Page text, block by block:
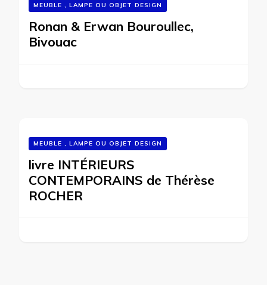
MEUBLE , LAMPE OU OBJET DESIGN
Ronan & Erwan Bouroullec,
Bivouac
MEUBLE , LAMPE OU OBJET DESIGN
livre INTÉRIEURS
CONTEMPORAINS de Thérèse
ROCHER